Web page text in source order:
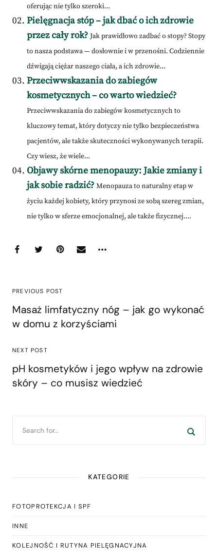
oferując nie tylko szeroki...
Pielęgnacja stóp – jak dbać o ich zdrowie
przez cały rok? Jak prawidłowo zadbać o stopy? Stopy
to nasza podstawa — dosłownie i w przenośni. Codziennie
dźwigają ciężar naszego ciała, a ich zdrowie...
Przeciwwskazania do zabiegów
kosmetycznych – co warto wiedzieć?
Przeciwwskazania do zabiegów kosmetycznych to
kluczowy temat, który dotyczy nie tylko bezpieczeństwa
pacjentów, ale także skuteczności wykonywanych terapii.
Czy wiesz, że wiele...
Objawy skórne menopauzy: Jakie zmiany i
jak sobie radzić? Menopauza to naturalny etap w
życiu każdej kobiety, który przynosi ze sobą szereg zmian,
nie tylko w sferze emocjonalnej, ale także fizycznej....
PREVIOUS POST
Masaż limfatyczny nóg – jak go wykonać
w domu z korzyściami
NEXT POST
pH kosmetyków i jego wpływ na zdrowie
skóry – co musisz wiedzieć
KATEGORIE
FOTOPROTEKCJA I SPF
INNE
KOLEJNOŚĆ I RUTYNA PIELĘGNACYJNA